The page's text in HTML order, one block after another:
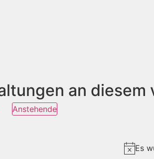
an
Es
Anstehende